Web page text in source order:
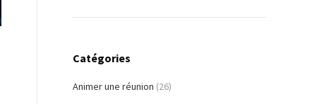
Catégories
Animer une réunion (26)